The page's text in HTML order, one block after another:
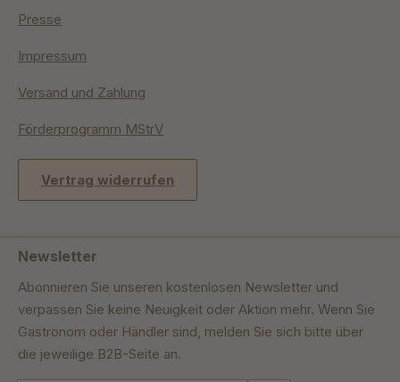
Presse
Impressum
Versand und Zahlung
Förderprogramm MStrV
Vertrag widerrufen
Newsletter
Abonnieren Sie unseren kostenlosen Newsletter und
verpassen Sie keine Neuigkeit oder Aktion mehr. Wenn Sie
Gastronom oder Händler sind, melden Sie sich bitte über
die jeweilige B2B-Seite an.